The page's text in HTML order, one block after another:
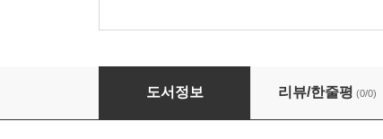
데살로니가전후서, 후원의 세계를 만나다
도서정보 리뷰/한줄평 (0/0)